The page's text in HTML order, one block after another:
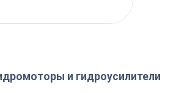
и гидроусилители